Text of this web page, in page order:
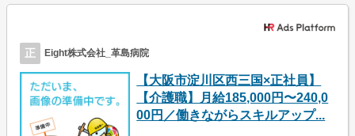
正 Eight株式会社_革島病院
【大阪市淀川区西三国×正社員】
【介護職】月給185,000円〜240,0
00円／働きながらスキルアップ...